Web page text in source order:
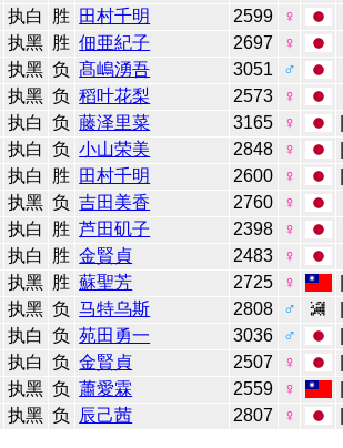
执白 胜 田村千明 2599
♀
执黑 胜 佃亜紀子 2697
♀
执黑 负 髙嶋湧吾 3051
♂
执黑 负 稻叶花梨 2573
♀
执白 负 藤泽里菜 3165 ♀
执白 负 小山荣美 2848 ♀
执白 胜 田村千明 2600 ♀
执黑 负 吉田美香 2760
♀
执白 胜 芦田矶子 2398
♀
执白 胜 金賢貞 2483
♀
执黑 胜 蘇聖芳 2725 ♀
执黑 负 马特乌斯 2808 ♂
执白 负 苑田勇一 3036 ♂
执白 负 金賢貞 2507 ♀
执黑 负 蕭愛霖 2559 ♀
执黑 负 辰己茜 2807 ♀